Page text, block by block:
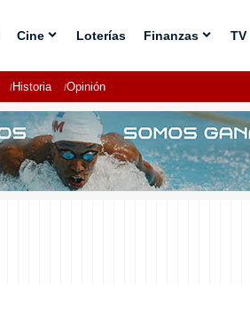
Cine Loterías Finanzas TV
Historia Opinión